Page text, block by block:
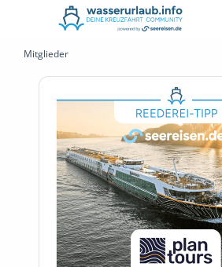
Mitglieder